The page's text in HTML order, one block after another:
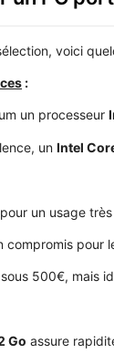
voici
:
un processeur
un Intel
un usage
compromis pour
500€, mais
Go assure